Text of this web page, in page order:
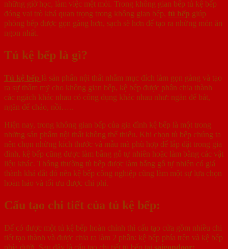
những giờ học, làm việc mệt mỏi. Trong không gian bếp tủ kệ bếp
đóng vai trò khá quan trọng trong không gian bếp, tủ bếp giúp
phòng bếp được gọn gàng hơn, sạch sẽ hơn để tạo ra những món ăn
ngon nhất.
Tủ kệ bếp là gì?
Tủ kệ bếp là sản phẩn nội thất nhằm mục đích làm gọn gàng và tạo
ra sự thẩm mỹ cho không gian bếp, kệ bếp được phân chia thành
các ngách khác nhau có công dụng khác nhau như: ngăn để bát,
ngăn để chảo, nồi…..
Hiện nay, trong không gian bếp của gia đình kệ bếp là một trong
những sản phẩm nội thất không thể thiếu. Khi chọn tủ bếp chúng ta
nên chọn những kích thước và mẫu mã phù hợp để lắp đặt trong gia
đình, kệ bếp cũng được làm bằng gỗ tự nhiên hoặc làm bằng các vật
liệu khác. Thông thường tủ bếp được làm bằng gỗ tự nhiên có giá
thành khá đắt đỏ nên kệ bếp công nghiệp cũng làm một sự lựa chọn
hoàn hảo và tối ưu được chi phí.
Cấu tạo chi tiết của tủ kệ bếp:
Để có được một tủ kệ bếp hoàn chỉnh thì cấu tạo cửa gồm nhiều chi
tiết tạo thành và được chia ra làm 2 phần: kệ bếp phía trên và kệ bếp
phía dưới. Sau đây là cấu tạo chi tiết tủ bếp tại saigondoor: